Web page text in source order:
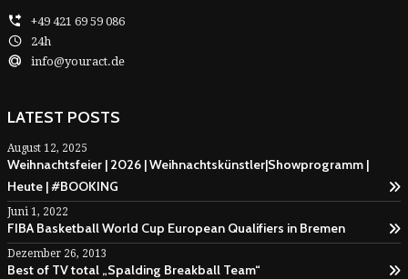
+49 421 69 59 086
24h
info@youract.de
LATEST POSTS
August 12, 2025
Weihnachtsfeier | 2026 | Weihnachtskünstler|Showprogramm |
Heute | #BOOKING
Juni 1, 2022
FIBA Basketball World Cup European Qualifiers in Bremen
Dezember 26, 2013
Best of TV total „Spalding Breakball Team“